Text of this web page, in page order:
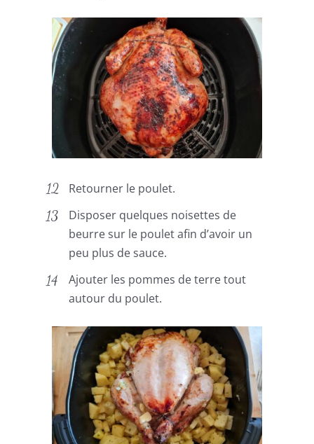
Retourner le poulet.
Disposer quelques noisettes de
beurre sur le poulet afin d’avoir un
peu plus de sauce.
Ajouter les pommes de terre tout
autour du poulet.